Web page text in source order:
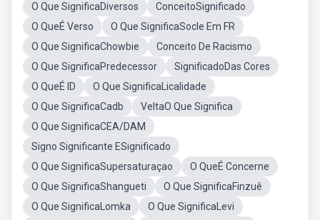
O Que SignificaDiversos
ConceitoSignificado
O QueÉ Verso
O Que SignificaSocle Em FR
O Que SignificaChowbie
Conceito De Racismo
O Que SignificaPredecessor
SignificadoDas Cores
O QueÉ ID
O Que SignificaLicalidade
O Que SignificaCadb
VeltaO Que Significa
O Que SignificaCEA/DAM
Signo Significante ESignificado
O Que SignificaSupersaturaçao
O QueÉ Concerne
O Que SignificaShangueti
O Que SignificaFinzuê
O Que SignificaLomka
O Que SignificaLevi